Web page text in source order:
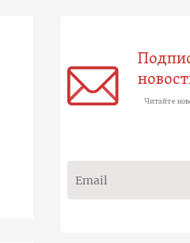
Читайте